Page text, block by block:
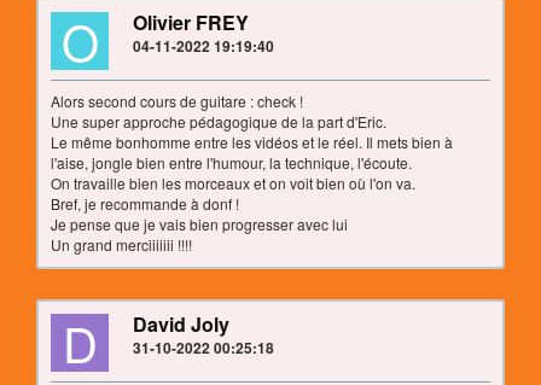
O Olivier FREY
04-11-2022 19:19:40
Alors second cours de guitare : check !
Une super approche pédagogique de la part d'Eric.
Le même bonhomme entre les vidéos et le réel. Il mets bien à
l'aise, jongle bien entre l'humour, la technique, l'écoute.
On travaille bien les morceaux et on voit bien où l'on va.
Bref, je recommande à donf !
Je pense que je vais bien progresser avec lui
Un grand merciiiiiii !!!!
D David Joly
31-10-2022 00:25:18